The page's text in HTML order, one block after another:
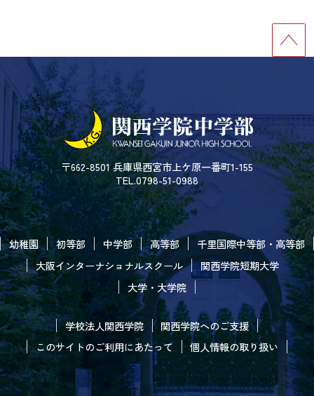
〒662-8501 兵庫県西宮市上ケ原一番町1-155
TEL.0798-51-0988
幼稚園 初等部 中学部 高等部
千里国際中等部・高等部
大阪インターナショナルスクール
関西学院短期大学
大学・大学院
学校法人関西学院
関西学院へのご支援
このサイトのご利用にあたって
個人情報の取り扱い